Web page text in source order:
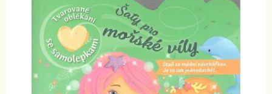
hvězdiček.